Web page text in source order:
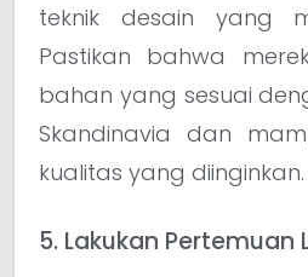
teknik desain yang
Pastikan bahwa
bahan yang sesuai
Skandinavia dan
kualitas yang diinginkan.
5. Lakukan Pertemuan